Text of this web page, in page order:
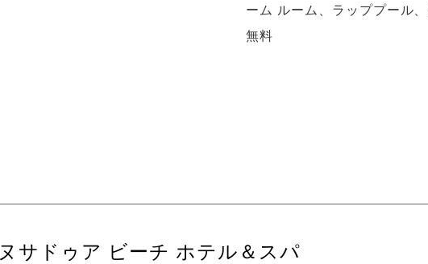
ーム ルーム、ラッププール
無料
ヌサドゥア ビーチ ホテル＆スパ